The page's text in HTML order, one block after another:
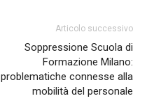
Articolo successivo
Soppressione Scuola di
Formazione Milano:
problematiche connesse alla
mobilità del personale